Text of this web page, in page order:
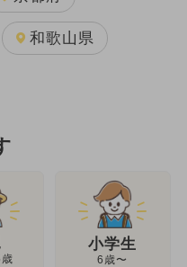
和歌山県
小学生
6歳〜